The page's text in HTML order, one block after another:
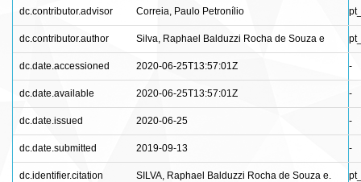
dc.contributor.advisor Correia, Paulo Petronílio
dc.contributor.author Silva, Raphael Balduzzi Rocha de Souza e
dc.date.accessioned 2020-06-25T13:57:01Z -
dc.date.available 2020-06-25T13:57:01Z -
dc.date.issued 2020-06-25 -
dc.date.submitted 2019-09-13 -
dc.identifier.citation
SILVA, Raphael Balduzzi Rocha de Souza e.